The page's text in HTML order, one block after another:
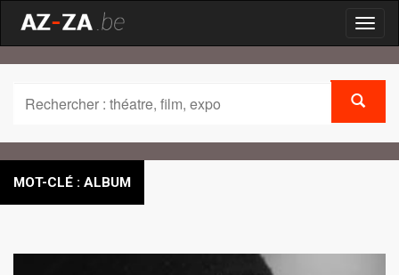
MOT-CLÉ : ALBUM